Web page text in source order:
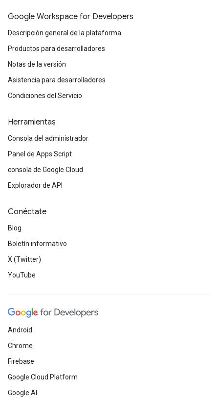
Google Workspace for Developers
Descripción general de la plataforma
Productos para desarrolladores
Notas de la versión
Asistencia para desarrolladores
Condiciones del Servicio
Herramientas
Consola del administrador
Panel de Apps Script
consola de Google Cloud
Explorador de API
Conéctate
Blog
Boletín informativo
X (Twitter)
YouTube
Android
Chrome
Firebase
Google Cloud Platform
Google AI